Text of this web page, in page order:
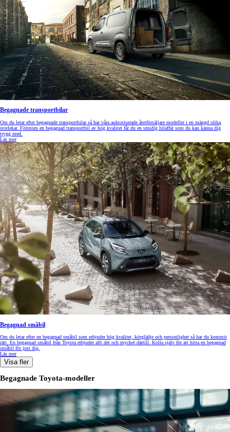
Begagnade transportbilar
Om du letar efter begagnade transportbilar så har våra auktoriserade återförsäljare modeller i en mängd olika
storlekar. Förutom en begagnad transportbil av hög kvalitet får du en smidig bilaffär som du kan känna dig
trygg med.
Läs mer
Begagnad småbil
Om du letar efter en begagnad småbil som erbjuder hög kvalitet, körglädje och personlighet så har du kommit
rätt. En begagnad småbil från Toyota erbjuder allt det och mycket därtill. Kolla själv för att hitta en begagnad
småbil för just dig.
Läs mer
Visa fler
Begagnade Toyota-modeller